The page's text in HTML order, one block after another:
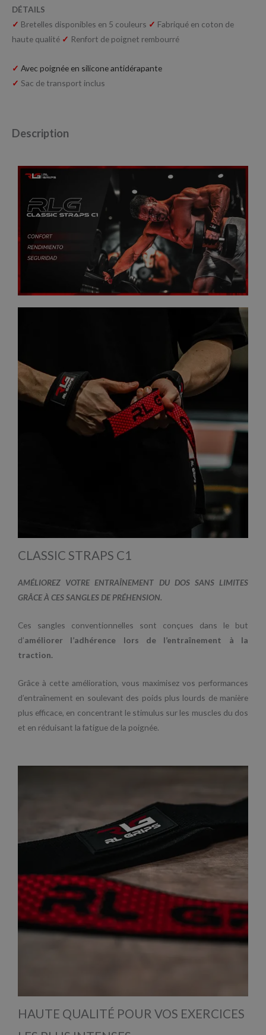
DÉTAILS
✓ Bretelles disponibles en 5 couleurs ✓ Fabriqué en coton de
haute qualité ✓ Renfort de poignet rembourré
✓ Avec poignée en silicone antidérapante
✓ Sac de transport inclus
Description
CLASSIC STRAPS C1
AMÉLIOREZ VOTRE ENTRAÎNEMENT DU DOS SANS LIMITES
GRÂCE À CES SANGLES DE PRÉHENSION.
Ces sangles conventionnelles sont conçues dans le but
d’améliorer l’adhérence lors de l’entraînement à la
traction.
Grâce à cette amélioration, vous maximisez vos performances
d’entraînement en soulevant des poids plus lourds de manière
plus efficace, en concentrant le stimulus sur les muscles du dos
et en réduisant la fatigue de la poignée.
HAUTE QUALITÉ POUR VOS EXERCICES